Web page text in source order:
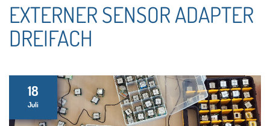
EXTERNER SENSOR ADAPTER
DREIFACH
18
Juli